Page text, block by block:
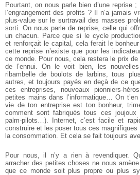
Pourtant, on nous parle bien d’une reprise
l’engrangement des profits ? Il n’a jamais
plus-value sur le surtravail des masses
sorti. On nous parle de reprise, celle qui
un chacun. Parce que si le cycle
et renforçait le capital, cela ferait le
cette reprise n’existe que pour les
ce monde. Pour nous, cela restera le prix de
de l’ennui. On le voit bien, les
ribambelle de boulots de larbins, tous
autres, et toujours payés en deçà de ce
ces entreprises, nouveaux pionniers-
petites mains dans l’informatique… On
vie de ton entreprise est ton bonheur,
comment sont fabriqués tous ces joujoux
palm-pilots…). Internet, c’est facile et
construire et les poser tous ces
la consommation. Et cela se fait toujours
Pour nous, il n’y a rien à revendiquer.
arracher des petites choses ne nous
que ce monde soit plus propre ou plus